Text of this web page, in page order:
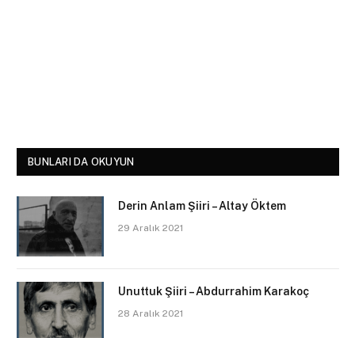
BUNLARI DA OKUYUN
Derin Anlam Şiiri – Altay Öktem
29 Aralık 2021
Unuttuk Şiiri – Abdurrahim Karakoç
28 Aralık 2021